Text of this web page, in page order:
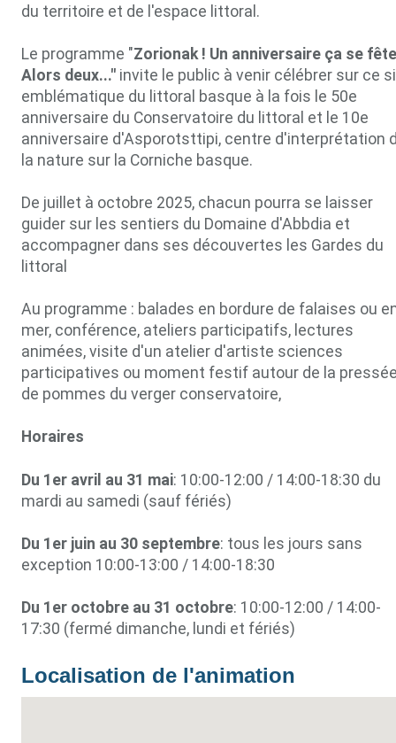
du territoire et de l'espace littoral.
Le programme "Zorionak ! Un anniversaire ça se
Alors deux..."invite le public à venir célébrer sur ce
emblématique du littoral basque à la fois le 50e
anniversaire du Conservatoire du littoral et le 10e
anniversaire d'Asporotsttipi, centre d'interprétation
la nature sur la Corniche basque.
De juillet à octobre 2025, chacun pourra se laisser
guider sur les sentiers du Domaine d'Abbdia et
accompagner dans ses découvertes les Gardes du
littoral
Au programme : balades en bordure de falaises ou
mer, conférence, ateliers participatifs, lectures
animées, visite d'un atelier d'artiste sciences
participatives ou moment festif autour de la
de pommes du verger conservatoire,
Horaires
Du 1er avril au 31 mai: 10:00-12:00 / 14:00-18:30 du
mardi au samedi (sauf fériés)
Du 1er juin au 30 septembre: tous les jours sans
exception 10:00-13:00 / 14:00-18:30
Du 1er octobre au 31 octobre: 10:00-12:00 / 14:00-
17:30 (fermé dimanche, lundi et fériés)
Localisation de l'animation